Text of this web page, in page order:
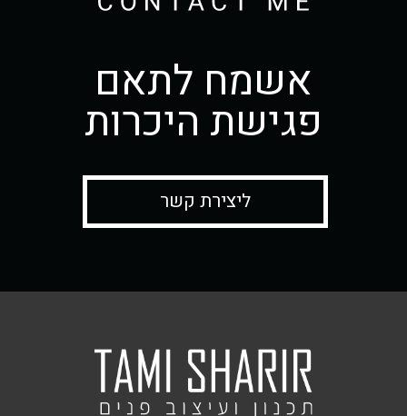
אשמח לתאם
פגישת היכרות
ליצירת קשר